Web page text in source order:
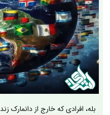
بله، افرادی که خارج از دانمارک